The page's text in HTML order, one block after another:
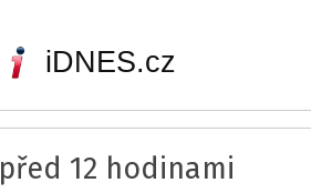
iDNES.cz
před 12 hodinami